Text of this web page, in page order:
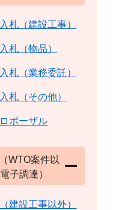
札（建設工事）
札（物品）
札（業務委託）
札（その他）
ポーザル
WTO案件以
子調達）
建設工事以外）